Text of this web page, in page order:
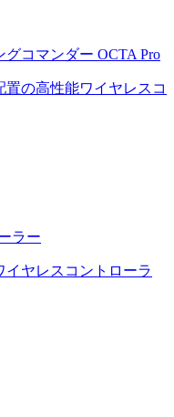
コマンダー OCTA Pro
の高性能ワイヤレスコ
ラー
イヤレスコントローラ